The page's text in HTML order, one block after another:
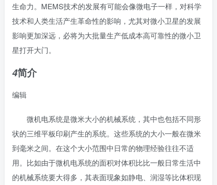
生命力。MEMS技术的发展有可能会像微电子一样，对科学
技术和人类生活产生革命性的影响，尤其对微小卫星的发展
影响更加深远，必将为大批量生产低成本高可靠性的微小卫
星打开大门。
4简介
编辑
微机电系统是微米大小的机械系统，其中也包括不同形
状的三维平板印刷产生的系统。这些系统的大小一般在微米
到毫米之间。在这个大小范围中日常的物理经验往往不适
用。比如由于微机电系统的面积对体积比比一般日常生活中
的机械系统要大得多，其表面现象如静电、润湿等比体积现